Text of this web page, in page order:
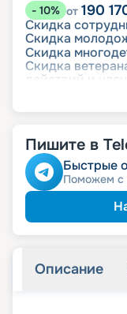
- 10% от 190
Скидка
Скидка
Скидка
Скидка
действий и
Пишите в
Быстрые
Поможем с
Описание